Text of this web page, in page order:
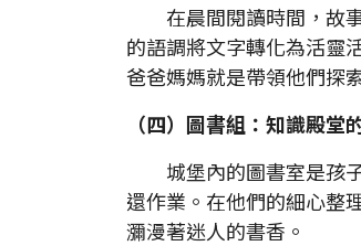
在晨間閱讀時間，故事
的語調將文字轉化為活靈
爸爸媽媽就是帶領他們探
（四）圖書組：知識殿堂
城堡內的圖書室是孩子
還作業。在他們的細心整
瀰漫著迷人的書香。